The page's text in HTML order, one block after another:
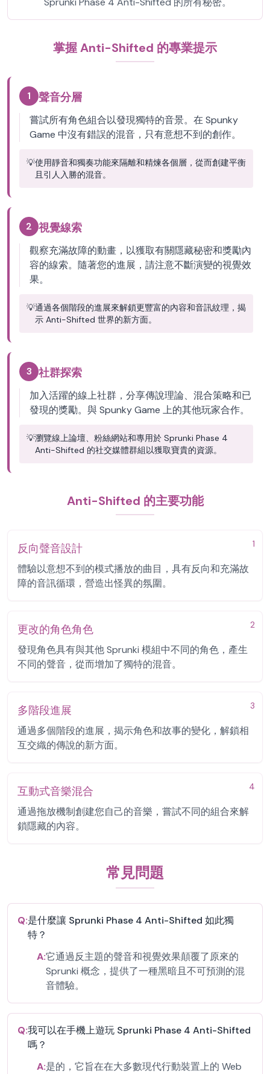
掌握 Anti-Shifted 的專業提示
1 聲音分層
嘗試所有角色組合以發現獨特的音景。在 Spunky
Game 中沒有錯誤的混音，只有意想不到的創作。
💡使用靜音和獨奏功能來隔離和精煉各個層，從而創建平衡
且引人入勝的混音。
2 視覺線索
觀察充滿故障的動畫，以獲取有關隱藏秘密和獎勵內
容的線索。隨著您的進展，請注意不斷演變的視覺效
果。
💡通過各個階段的進展來解鎖更豐富的內容和音訊紋理，揭
示 Anti-Shifted 世界的新方面。
3 社群探索
加入活躍的線上社群，分享傳說理論、混合策略和已
發現的獎勵。與 Spunky Game 上的其他玩家合作。
💡瀏覽線上論壇、粉絲網站和專用於 Sprunki Phase 4
Anti-Shifted 的社交媒體群組以獲取寶貴的資源。
Anti-Shifted 的主要功能
1
反向聲音設計
體驗以意想不到的模式播放的曲目，具有反向和充滿故
障的音訊循環，營造出怪異的氛圍。
2
更改的角色角色
發現角色具有與其他 Sprunki 模組中不同的角色，產生
不同的聲音，從而增加了獨特的混音。
3
多階段進展
通過多個階段的進展，揭示角色和故事的變化，解鎖相
互交織的傳說的新方面。
4
互動式音樂混合
通過拖放機制創建您自己的音樂，嘗試不同的組合來解
鎖隱藏的內容。
常見問題
Q:是什麼讓 Sprunki Phase 4 Anti-Shifted 如此獨
特？
A:它通過反主題的聲音和視覺效果顛覆了原來的
Sprunki 概念，提供了一種黑暗且不可預測的混
音體驗。
Q:我可以在手機上遊玩 Sprunki Phase 4 Anti-Shifted
嗎？
A:是的，它旨在在大多數現代行動裝置上的 Web